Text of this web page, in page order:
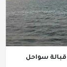
قبالة سواحل